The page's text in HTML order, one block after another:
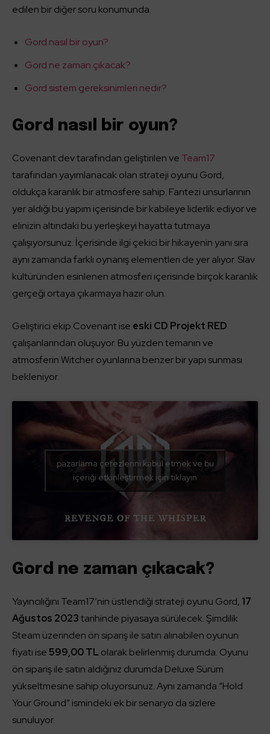
edilen bir diğer soru konumunda.
Gord nasıl bir oyun?
Gord ne zaman çıkacak?
Gord sistem gereksinimleri nedir?
Gord nasıl bir oyun?
Covenant.dev tarafından geliştirilen ve Team17
tarafından yayımlanacak olan strateji oyunu Gord,
oldukça karanlık bir atmosfere sahip. Fantezi unsurlarının
yer aldığı bu yapım içerisinde bir kabileye liderlik ediyor ve
elinizin altındaki bu yerleşkeyi hayatta tutmaya
çalışıyorsunuz. İçerisinde ilgi çekici bir hikayenin yanı sıra
aynı zamanda farklı oynanış elementleri de yer alıyor. Slav
kültüründen esinlenen atmosferi içerisinde birçok karanlık
gerçeği ortaya çıkarmaya hazır olun.
Geliştirici ekip Covenant ise eski CD Projekt RED
çalışanlarından oluşuyor. Bu yüzden temanın ve
atmosferin Witcher oyunlarına benzer bir yapı sunması
bekleniyor.
pazarlama çerezlerini kabul etmek ve bu
içeriği etkinleştirmek için tıklayın
Gord ne zaman çıkacak?
Yayıncılığını Team17’nin üstlendiği strateji oyunu Gord, 17
Ağustos 2023tarihinde piyasaya sürülecek. Şimdilik
Steam üzerinden ön sipariş ile satın alınabilen oyunun
fiyatı ise599,00 TLolarak belirlenmiş durumda. Oyunu
ön sipariş ile satın aldığınız durumda Deluxe Sürüm
yükseltmesine sahip oluyorsunuz. Aynı zamanda “Hold
Your Ground” ismindeki ek bir senaryo da sizlere
sunuluyor.